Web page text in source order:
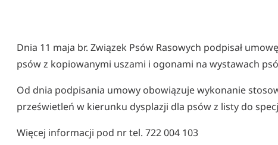
Dnia 11 maja br. Związek Psów Rasowych podpisał
psów z kopiowanymi uszami i ogonami na wystawach
Od dnia podpisania umowy obowiązuje wykonanie
prześwietleń w kierunku dysplazji dla psów z listy do
Więcej informacji pod nr tel. 722 004 103